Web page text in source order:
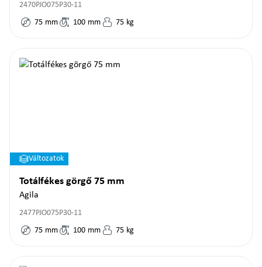
2470PJO075P30-11
75 mm 100 mm 75 kg
Változatok
Totálfékes görgő 75 mm
Agila
2477PJO075P30-11
75 mm 100 mm 75 kg